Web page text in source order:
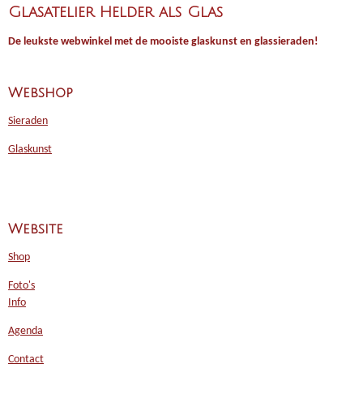
Glasatelier Helder als Glas
De leukste webwinkel met de mooiste glaskunst en glassieraden!
Webshop
Sieraden
Glaskunst
Website
Shop
Foto's
Info
Agenda
Contact